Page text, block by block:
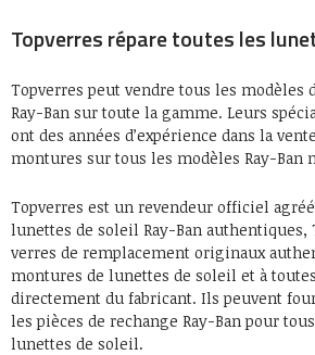
Topverres répare toutes les
Topverres peut vendre tous les modèles
Ray-Ban sur toute la gamme. Leurs
ont des années d’expérience dans la
montures sur tous les modèles Ray-Ban
Topverres est un revendeur officiel
lunettes de soleil Ray-Ban authentiques,
verres de remplacement originaux
montures de lunettes de soleil et à
directement du fabricant. Ils peuvent
les pièces de rechange Ray-Ban pour
lunettes de soleil.